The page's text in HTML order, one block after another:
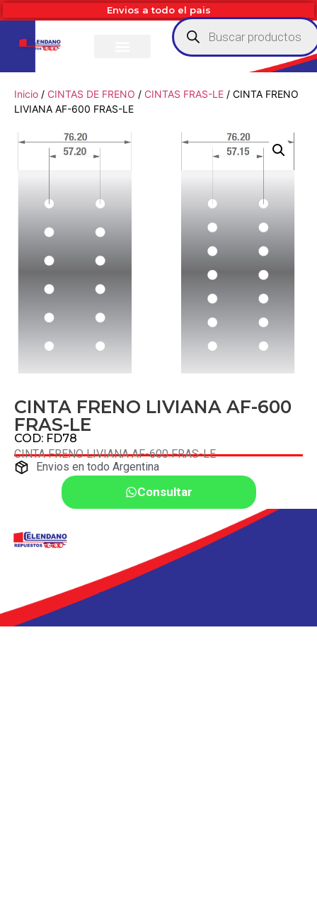
Envios a todo el pais
Inicio / CINTAS DE FRENO / CINTAS FRAS-LE / CINTA FRENO
LIVIANA AF-600 FRAS-LE
CINTA FRENO LIVIANA AF-600
FRAS-LE
COD: FD78
CINTA FRENO LIVIANA AF-600 FRAS-LE
Envios en todo Argentina
Consultar